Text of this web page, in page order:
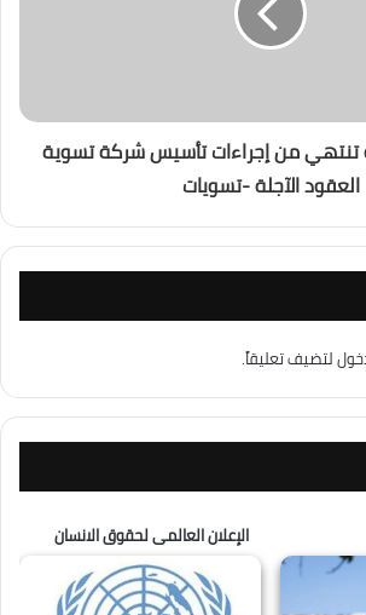
تنتهي من إجراءات تأسيس شركة تسوية
العقود الآجلة -تسويات
لتضيف تعليقاً.
الإعلان العالمى لحقوق الانسان